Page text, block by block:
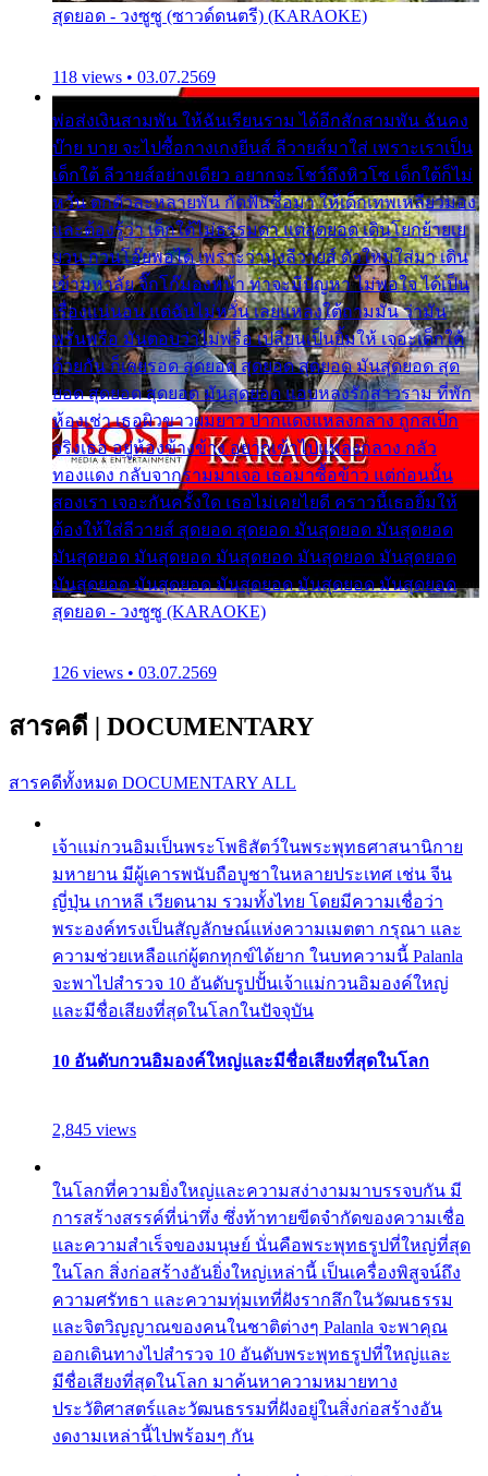
สุดยอด - วงซูซู (ซาวด์ดนตรี) (KARAOKE)
118 views • 03.07.2569
พ่อส่งเงินสามพัน ให้ฉันเรียนราม ได้อีกสักสามพัน ฉันคง
บ๊าย บาย จะไปซื้อกางเกงยีนส์ ลีวายส์มาใส่ เพราะเราเป็น
เด็กใต้ ลีวายส์อย่างเดียว อยากจะโชว์ถึงหิวโซ เด็กใต้ก็ไม่
หวั่น ตกตัวละหลายพัน กัดฟันซื้อมา ให้เด็กเทพเหลียวมอง
และต้องรู้ว่า เด็กใต้ไม่ธรรมดา แต่สุดยอด เดินโยกย้ายเย
ยวน กวนโอ๊ยพอได้ เพราะว่านุ่งลีวายส์ ตัวใหม่ใส่มา เดิน
เข้ามหาลัย จิ๊กโก๊มองหน้า ท่าจะมีปัญหา ไม่พอใจ ได้เป็น
เรื่องแน่นอน แต่ฉันไม่หวั่น เลยแหลงใต้ถามมัน ว่ามัน
พรั่นพรือ มันตอบว่าไม่พรื่อ เปลี่ยนเป็นยิ้มให้ เจอะเด็กใต้
ด้วยกัน ก็เลยรอด สุดยอด สุดยอด สุดยอด มันสุดยอด สุด
ยอด สุดยอด สุดยอด มันสุดยอด แอบหลงรักสาวราม ที่พัก
ห้องเช่า เธอผิวขาวผมยาว ปากแดงแหลงกลาง ถูกสเป็ก
จริงเธอ อยู่ห้องข้างข้าง อยากเข้าไปแหลงกลาง กลัว
ทองแดง กลับจากรามมาเจอ เธอมาซื้อข้าว แต่ก่อนนั้น
สองเรา เจอะกันครั้งใด เธอไม่เคยไยดี คราวนี้เธอยิ้มให้
ต้องให้ใส่ลีวายส์ สุดยอด สุดยอด มันสุดยอด มันสุดยอด
มันสุดยอด มันสุดยอด มันสุดยอด มันสุดยอด มันสุดยอด
มันสุดยอด มันสุดยอด มันสุดยอด มันสุดยอด มันสุดยอด
สุดยอด - วงซูซู (KARAOKE)
126 views • 03.07.2569
สารคดี | DOCUMENTARY
สารคดีทั้งหมด DOCUMENTARY ALL
เจ้าแม่กวนอิมเป็นพระโพธิสัตว์ในพระพุทธศาสนานิกาย
มหายาน มีผู้เคารพนับถือบูชาในหลายประเทศ เช่น จีน
ญี่ปุ่น เกาหลี เวียดนาม รวมทั้งไทย โดยมีความเชื่อว่า
พระองค์ทรงเป็นสัญลักษณ์แห่งความเมตตา กรุณา และ
ความช่วยเหลือแก่ผู้ตกทุกข์ได้ยาก ในบทความนี้ Palanla
จะพาไปสำรวจ 10 อันดับรูปปั้นเจ้าแม่กวนอิมองค์ใหญ่
และมีชื่อเสียงที่สุดในโลกในปัจจุบัน
10 อันดับกวนอิมองค์ใหญ่และมีชื่อเสียงที่สุดในโลก
2,845 views
ในโลกที่ความยิ่งใหญ่และความสง่างามมาบรรจบกัน มี
การสร้างสรรค์ที่น่าทึ่ง ซึ่งท้าทายขีดจำกัดของความเชื่อ
และความสำเร็จของมนุษย์ นั่นคือพระพุทธรูปที่ใหญ่ที่สุด
ในโลก สิ่งก่อสร้างอันยิ่งใหญ่เหล่านี้ เป็นเครื่องพิสูจน์ถึง
ความศรัทธา และความทุ่มเทที่ฝังรากลึกในวัฒนธรรม
และจิตวิญญาณของคนในชาติต่างๆ Palanla จะพาคุณ
ออกเดินทางไปสำรวจ 10 อันดับพระพุทธรูปที่ใหญ่และ
มีชื่อเสียงที่สุดในโลก มาค้นหาความหมายทาง
ประวัติศาสตร์และวัฒนธรรมที่ฝังอยู่ในสิ่งก่อสร้างอัน
งดงามเหล่านี้ไปพร้อมๆ กัน